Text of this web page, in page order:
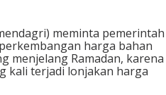
meminta pemerintah
harga bahan
menjelang Ramadan, karena
kali terjadi lonjakan harga